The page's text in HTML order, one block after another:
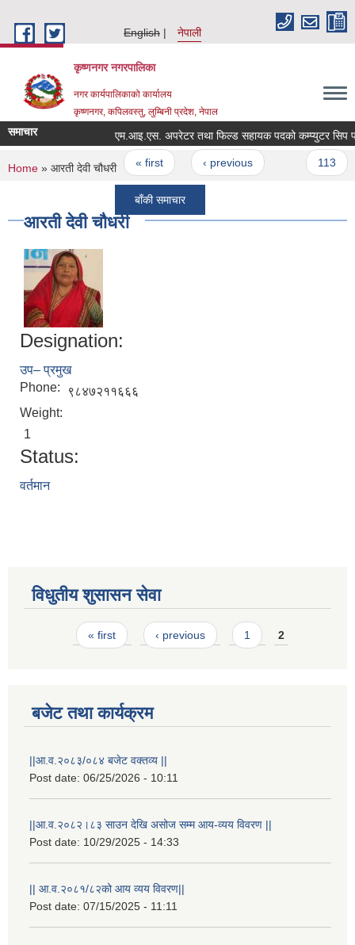
English
नेपाली
कृष्णनगर नगरपालिका
नगर कार्यपालिकाको कार्यालय
कृष्णनगर, कपिलवस्तु, लुम्बिनी प्रदेश, नेपाल
समाचार
Pages
« first ‹ previous
बाँकी समाचार
You are here
Home » आरती देवी चौधरी
आरती देवी चौधरी
Designation:
उप– प्रमुख
Phone:
९८४७२११६६६
Weight:
1
Status:
वर्तमान
विधुतीय शुसासन सेवा
Pages« first ‹ previous 1 2
बजेट तथा कार्यक्रम
||आ.व.२०८३/०८४ बजेट वक्तव्य ||
Post date: 06/25/2026 - 10:11
||आ.व.२०८२।८३ साउन देखि असोज सम्म आय-व्यय विवरण ||
Post date: 10/29/2025 - 14:33
|| आ.व.२०८१/८२को आय व्यय विवरण||
Post date: 07/15/2025 - 11:11